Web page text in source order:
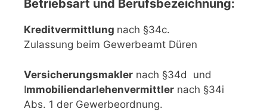
Betriebsart und Berufsbezeichnung:
Kreditvermittlung nach §34c.
Zulassung beim Gewerbeamt Düren
Versicherungsmakler nach §34d und
Immobiliendarlehenvermittler nach §34i
Abs. 1 der Gewerbeordnung.